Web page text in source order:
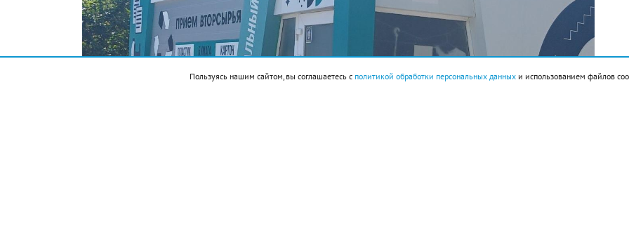
Пользуясь нашим сайтом, вы соглашаетесь с политикой обработки персональных данныхи использованием файлов